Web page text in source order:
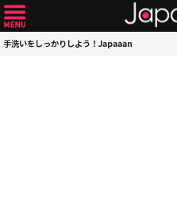
手洗いをしっかりしよう！Japaaan